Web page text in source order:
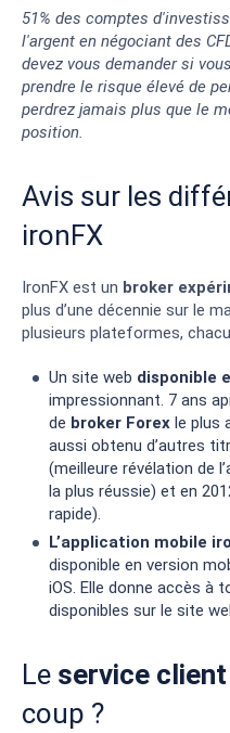
51% des comptes
l'argent en négociant des
devez vous demander si
prendre le risque élevé de
perdrez jamais plus que le
position.
Avis sur les
ironFX
IronFX est un broker
plus d’une décennie sur le
plusieurs plateformes,
Un site web disponible
impressionnant. 7 ans
de broker Forex le plus
aussi obtenu d’autres
(meilleure révélation de
la plus réussie) et en
rapide).
L’application mobile
disponible en version
iOS. Elle donne accès à
disponibles sur le site
Le service
coup ?